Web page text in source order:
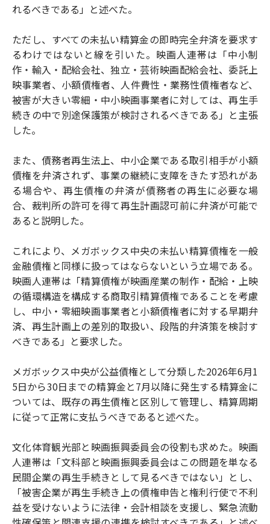
れるべきである」と述べた。
ただし、すべての未払い精算金の即時完全弁済を要求す
るわけではないと線を引いた。映画人連帯は「中小制
作・輸入・配給会社、独立・芸術映画配給会社、委託上
映事業者、小額債権者、人件費性・業務性債権者など、
被害が大きい零細・中小映画事業者に対しては、再生手
続きの中で別途保護策が検討されるべきである」と主張
した。
また、債務者再生法上、中小企業である取引相手が小額
債権を弁済されず、事業の継続に支障をきたす恐れがあ
る場合や、再生債権の弁済が債務者の再生に必要な場
合、裁判所の許可を得て再生計画認可前に弁済が可能で
あると説明した。
これにより、メガボックス中央の未払い精算債権を一般
金融債権と同様に扱ってはならないという立場である。
映画人連帯は「精算債権が映画産業の制作・配給・上映
の循環構造を構成する商取引精算債権であることを考慮
し、中小・零細映画事業者と小額債権者に対する早期弁
済、再生計画上の差別的取扱い、段階的弁済策を検討す
べきである」と要求した。
メガボックス中央が公益債権として分類した2026年6月1
5日から30日までの精算金と7月以降に発生する精算金に
ついては、既存の再生債権と区別して管理し、精算周期
に従って正常に支払うべきであると述べた。
文化体育観光部と映画振興委員会の役割も求めた。映画
人連帯は「文科部と映画振興委員会はこの問題を単なる
民間企業の再生手続きとして見るべきではない」とし、
「被害企業が再生手続き上の債権申告と権利行使で不利
益を受けないように法律・会計相談を支援し、緊急流動